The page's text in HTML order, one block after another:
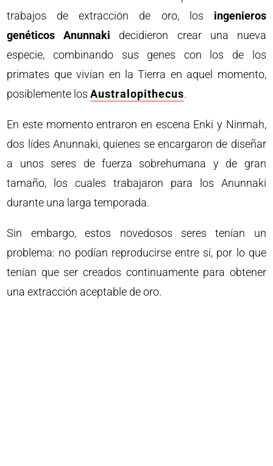
trabajos de extracción de oro, los ingenieros
genéticos Anunnaki decidieron crear una nueva
especie, combinando sus genes con los de los
primates que vivían en la Tierra en aquel momento,
posiblemente losAustralopithecus.
En este momento entraron en escena Enki y Ninmah,
dos lídes Anunnaki, quienes se encargaron de diseñar
a unos seres de fuerza sobrehumana y de gran
tamaño, los cuales trabajaron para los Anunnaki
durante una larga temporada.
Sin embargo, estos novedosos seres tenían un
problema: no podían reproducirse entre sí, por lo que
tenían que ser creados continuamente para obtener
una extracción aceptable de oro.